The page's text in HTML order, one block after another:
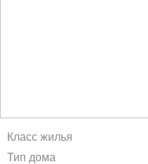
Класс жилья
Тип дома